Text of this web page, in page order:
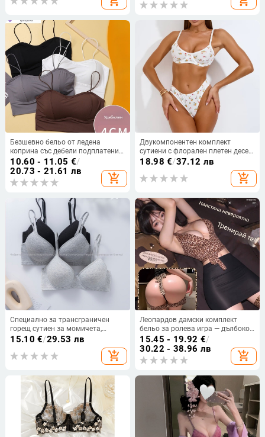
Безшевно бельо от ледена
коприна със дебели подплатени
чашки, подчертава малък бюст,
потник с презрамки за лято
10.60 - 11.05 €/
20.73 - 21.61 лв
add_shopping_cart
Двукомпонентен комплект
сутиени с флорален плетен десен,
полиестер, Push-Up, дишащи,
чаши без подплата, фиксирани
двойни презрамки, заден три
реда закопчалки, пасторален
18.98 €/37.12 лв
add_shopping_cart
Специално за трансграничен
горещ сутиен за момичета,
дишащ и удобен гладък памучен
сутиен със стоманени пръстени,
събран против увисване
15.10 €/29.53 лв
add_shopping_cart
Леопардов дамски комплект
бельо за ролева игра — дълбоко
V-деколте, разкриващ горнище,
полиестер, за жени
15.45 - 19.92 €/
30.22 - 38.96 лв
add_shopping_cart